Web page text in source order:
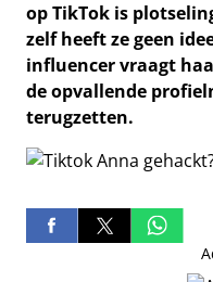
op TikTok is
zelf heeft ze geen
influencer vraagt
de opvallende
terugzetten.